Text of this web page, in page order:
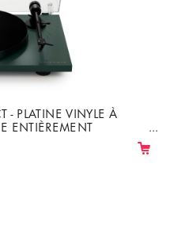
- PLATINE VINYLE À
ENTIÈREMENT